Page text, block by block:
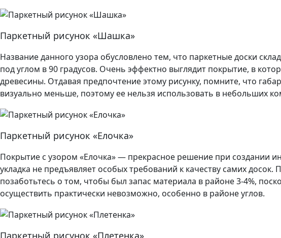
Паркетный рисунок «Шашка»
Название данного узора обусловлено тем, что паркетные доски
под углом в 90 градусов. Очень эффектно выглядит покрытие, в
древесины. Отдавая предпочтение этому рисунку, помните, что
визуально меньше, поэтому ее нельзя использовать в небольших
Паркетный рисунок «Елочка»
Покрытие с узором «Елочка» — прекрасное решение при создании
укладка не предъявляет особых требований к качеству самих досок.
позаботьтесь о том, чтобы был запас материала в районе 3-4%,
осуществить практически невозможно, особенно в районе углов.
Паркетный рисунок «Плетенка»